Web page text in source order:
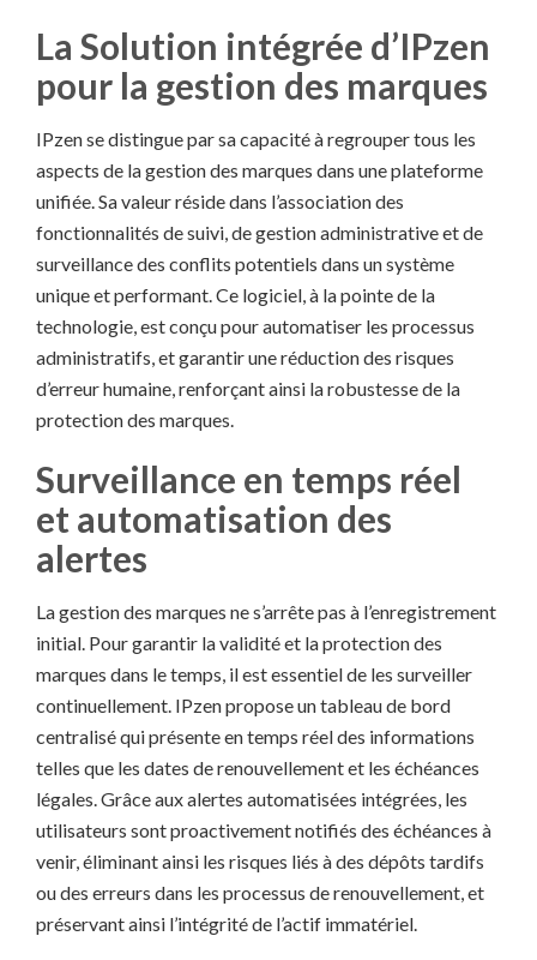
La Solution intégrée d’IPzen
pour la gestion des marques
IPzen se distingue par sa capacité à regrouper tous les
aspects de la gestion des marques dans une plateforme
unifiée. Sa valeur réside dans l’association des
fonctionnalités de suivi, de gestion administrative et de
surveillance des conflits potentiels dans un système
unique et performant. Ce logiciel, à la pointe de la
technologie, est conçu pour automatiser les processus
administratifs, et garantir une réduction des risques
d’erreur humaine, renforçant ainsi la robustesse de la
protection des marques.
Surveillance en temps réel
et automatisation des
alertes
La gestion des marques ne s’arrête pas à l’enregistrement
initial. Pour garantir la validité et la protection des
marques dans le temps, il est essentiel de les surveiller
continuellement. IPzen propose un tableau de bord
centralisé qui présente en temps réel des informations
telles que les dates de renouvellement et les échéances
légales. Grâce aux alertes automatisées intégrées, les
utilisateurs sont proactivement notifiés des échéances à
venir, éliminant ainsi les risques liés à des dépôts tardifs
ou des erreurs dans les processus de renouvellement, et
préservant ainsi l’intégrité de l’actif immatériel.